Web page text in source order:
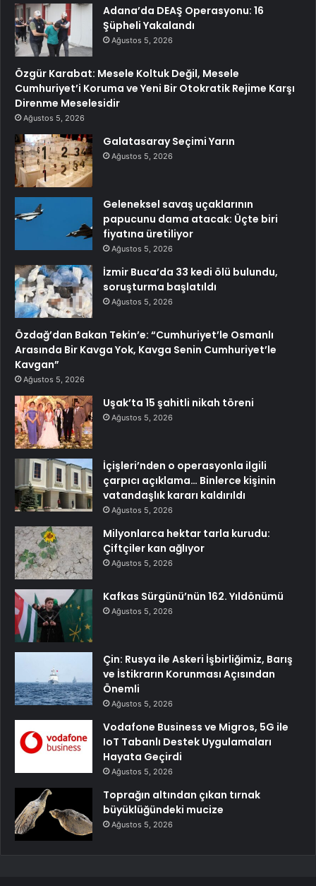
Adana’da DEAŞ Operasyonu: 16
Şüpheli Yakalandı
Ağustos 5, 2026
Özgür Karabat: Mesele Koltuk Değil, Mesele
Cumhuriyet’i Koruma ve Yeni Bir Otokratik Rejime Karşı
Direnme Meselesidir
Ağustos 5, 2026
Galatasaray Seçimi Yarın
Ağustos 5, 2026
Geleneksel savaş uçaklarının
papucunu dama atacak: Üçte biri
fiyatına üretiliyor
Ağustos 5, 2026
İzmir Buca’da 33 kedi ölü bulundu,
soruşturma başlatıldı
Ağustos 5, 2026
Özdağ’dan Bakan Tekin’e: “Cumhuriyet’le Osmanlı
Arasında Bir Kavga Yok, Kavga Senin Cumhuriyet’le
Kavgan”
Ağustos 5, 2026
Uşak’ta 15 şahitli nikah töreni
Ağustos 5, 2026
İçişleri’nden o operasyonla ilgili
çarpıcı açıklama… Binlerce kişinin
vatandaşlık kararı kaldırıldı
Ağustos 5, 2026
Milyonlarca hektar tarla kurudu:
Çiftçiler kan ağlıyor
Ağustos 5, 2026
Kafkas Sürgünü’nün 162. Yıldönümü
Ağustos 5, 2026
Çin: Rusya ile Askeri İşbirliğimiz, Barış
ve İstikrarın Korunması Açısından
Önemli
Ağustos 5, 2026
Vodafone Business ve Migros, 5G ile
IoT Tabanlı Destek Uygulamaları
Hayata Geçirdi
Ağustos 5, 2026
Toprağın altından çıkan tırnak
büyüklüğündeki mucize
Ağustos 5, 2026